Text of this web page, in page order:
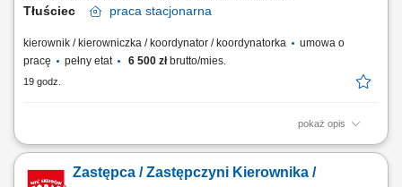
Tłuściec
praca stacjonarna
kierownik / kierowniczka / koordynator / koordynatorka
umowa o
pracę
pełny etat 6 500 złbrutto/mies.
19 godz.
pokaż opis
Twoje główne zadania: zarządzanie sklepem tak, aby funkcjonował na
Topaz; kierowanie i organizacja pracy zespołu; odpowiedzialność za
Zastępca / Zastępczyni Kierownika /